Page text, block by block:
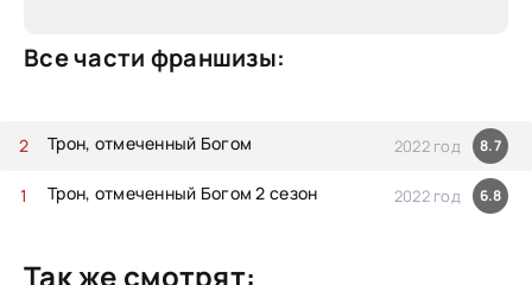
Все части франшизы:
Трон, отмеченный Богом 2 сезон 2022 год 6.8
Трон, отмеченный Богом 2022 год 8.7
Так же смотрят: